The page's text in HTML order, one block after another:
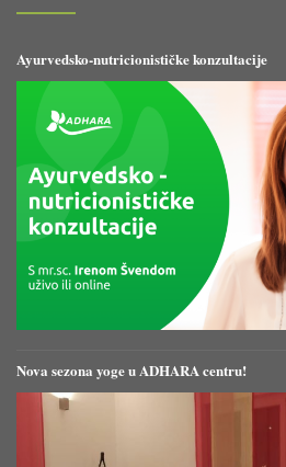
Ayurvedsko-nutricionističke konzultacije
Nova sezona yoge u ADHARA centru!